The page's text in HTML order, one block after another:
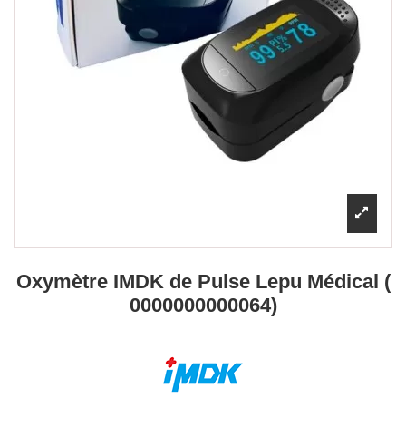
Oxymètre IMDK de Pulse Lepu Médical (
0000000000064)